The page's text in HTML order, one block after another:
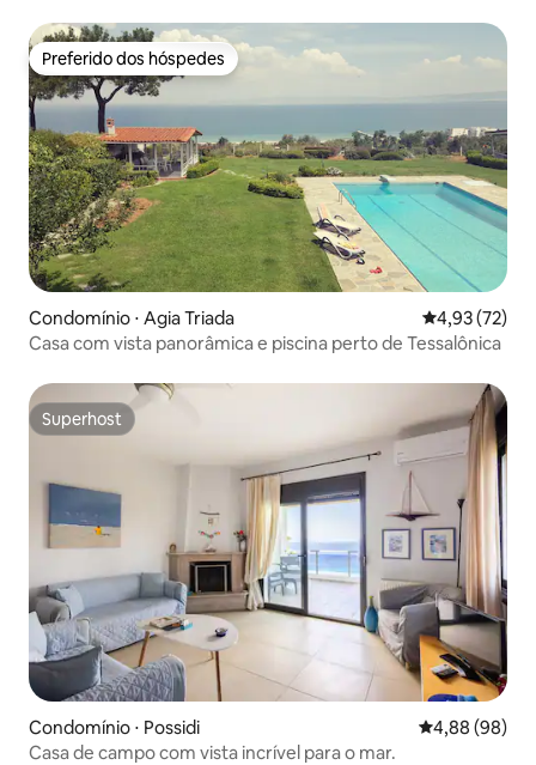
Preferido dos hóspedes
Preferido dos hóspedes
Condomínio ⋅ Agia Triada 4,93 de uma
4,93 (72)
Casa com vista panorâmica e piscina perto de Tessalônica
Superhost
Superhost
Condomínio ⋅ Possidi 4,88 de uma
4,88 (98)
Casa de campo com vista incrível para o mar.